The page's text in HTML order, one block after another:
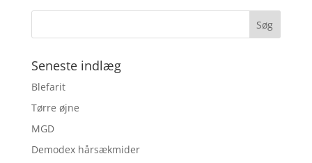
Seneste indlæg
Blefarit
Tørre øjne
MGD
Demodex hårsækmider